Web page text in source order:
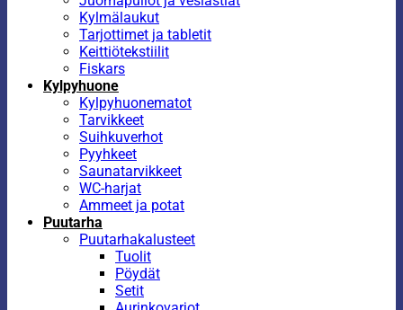
Kylmälaukut
Tarjottimet ja tabletit
Keittiötekstiilit
Fiskars
Kylpyhuone
Kylpyhuonematot
Tarvikkeet
Suihkuverhot
Pyyhkeet
Saunatarvikkeet
WC-harjat
Ammeet ja potat
Puutarha
Puutarhakalusteet
Tuolit
Pöydät
Setit